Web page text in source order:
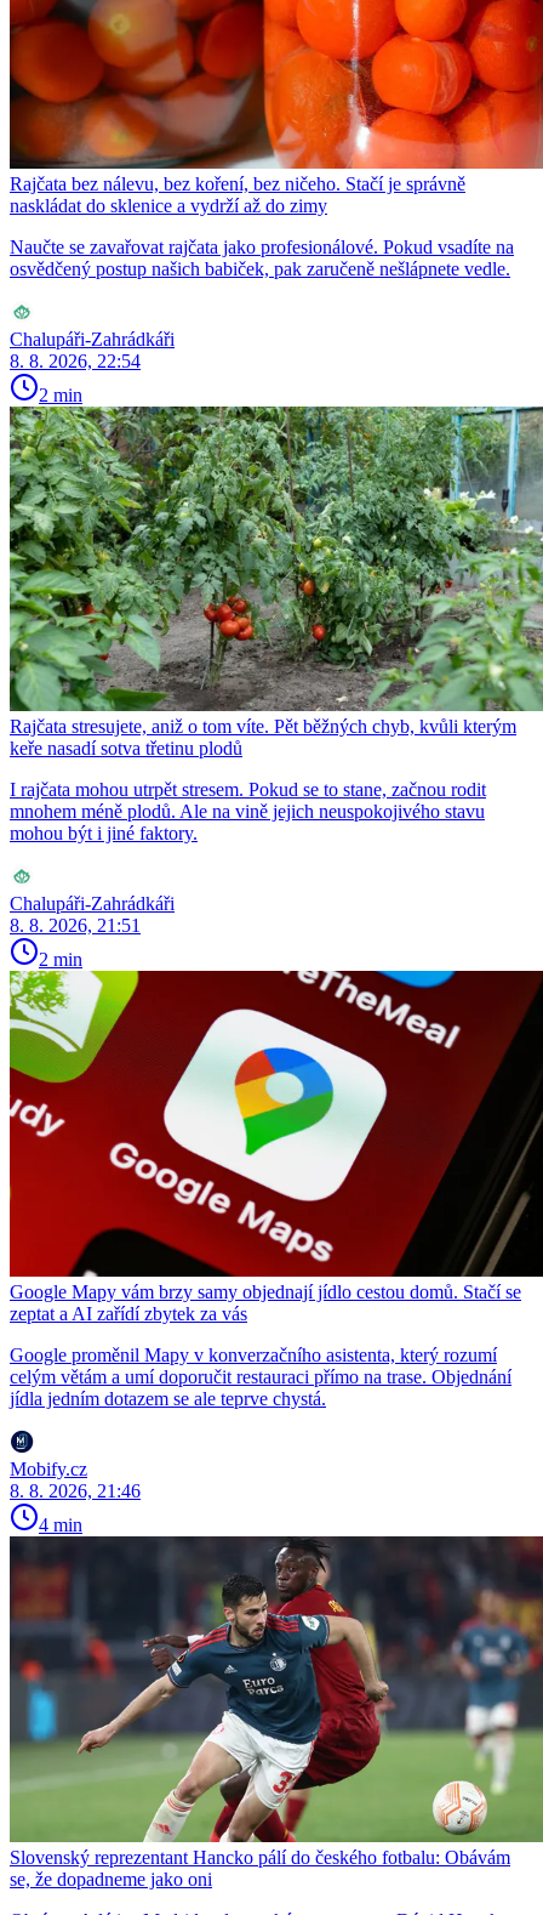
Rajčata bez nálevu, bez koření, bez ničeho. Stačí je správně
naskládat do sklenice a vydrží až do zimy
Naučte se zavařovat rajčata jako profesionálové. Pokud vsadíte na
osvědčený postup našich babiček, pak zaručeně nešlápnete vedle.
Chalupáři-Zahrádkáři
8. 8. 2026, 22:54
2 min
Rajčata stresujete, aniž o tom víte. Pět běžných chyb, kvůli kterým
keře nasadí sotva třetinu plodů
I rajčata mohou utrpět stresem. Pokud se to stane, začnou rodit
mnohem méně plodů. Ale na vině jejich neuspokojivého stavu
mohou být i jiné faktory.
Chalupáři-Zahrádkáři
8. 8. 2026, 21:51
2 min
Google Mapy vám brzy samy objednají jídlo cestou domů. Stačí se
zeptat a AI zařídí zbytek za vás
Google proměnil Mapy v konverzačního asistenta, který rozumí
celým větám a umí doporučit restauraci přímo na trase. Objednání
jídla jedním dotazem se ale teprve chystá.
Mobify.cz
8. 8. 2026, 21:46
4 min
Slovenský reprezentant Hancko pálí do českého fotbalu: Obávám
se, že dopadneme jako oni